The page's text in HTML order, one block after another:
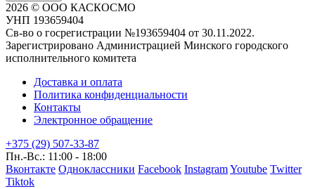
2026 © ООО КАСКОСМО
УНП 193659404
Св-во о госрегистрации №193659404 от 30.11.2022.
Зарегистрировано Администрацией Минского городского
исполнительного комитета
Доставка и оплата
Политика конфиденциальности
Контакты
Электронное обращение
+375 (29) 507-33-87
Пн.-Вс.: 11:00 - 18:00
Вконтакте Одноклассники Facebook InstagramYoutube Twitter
Tiktok